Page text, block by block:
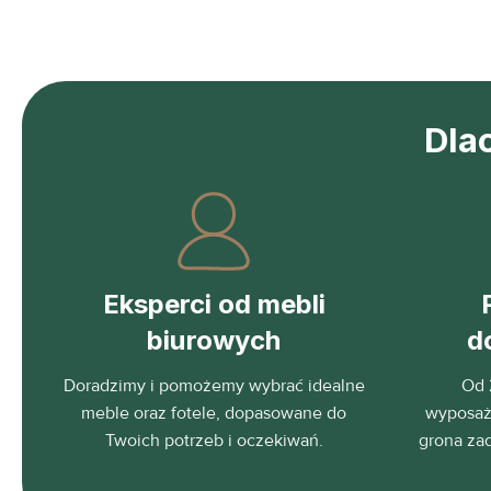
Eksperci od mebli
biurowych
Doradzimy i pomożemy wybrać idealne
meble oraz fotele, dopasowane do
Twoich potrzeb i oczekiwań.
Od
grona